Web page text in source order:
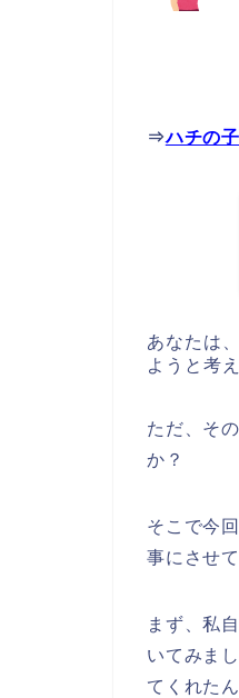
⇒ハチの
あなたは
ようと考
ただ、そ
か？
そこで今
事にさせ
まず、私
いてみま
てくれた